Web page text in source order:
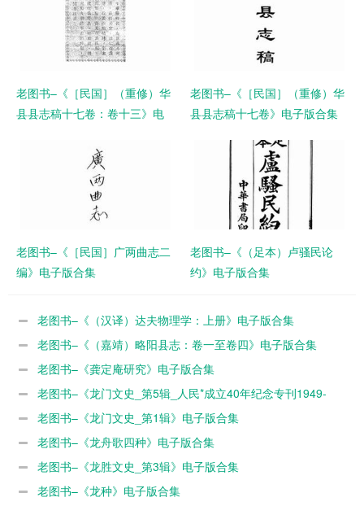
老图书–《［民国］（重修）华
县县志稿十七卷：卷十三》电
老图书–《［民国］（重修）华
县县志稿十七卷》电子版合集
老图书–《［民国］广两曲志二
编》电子版合集
老图书–《（足本）卢骚民论
约》电子版合集
老图书–《（汉译）达夫物理学：上册》电子版合集
老图书–《（嘉靖）略阳县志：卷一至卷四》电子版合集
老图书–《龚定庵研究》电子版合集
老图书–《龙门文史_第5辑_人民*成立40年纪念专刊1949-
1989》电子版合集
老图书–《龙门文史_第1辑》电子版合集
老图书–《龙舟歌四种》电子版合集
老图书–《龙胜文史_第3辑》电子版合集
老图书–《龙种》电子版合集